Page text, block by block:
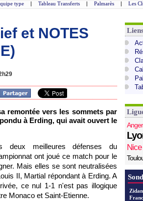
type | Tableau Transferts | Palmarès | Les
et NOTES
remontée vers les sommets par
à Erding, qui avait ouvert le
deux meilleures défenses du
ont joué ce match pour le
Mais elles se sont neutralisées
II, Martial répondant à Erding. A
ce nul 1-1 n'est pas illogique
Monaco et Saint-Etienne.
Nice